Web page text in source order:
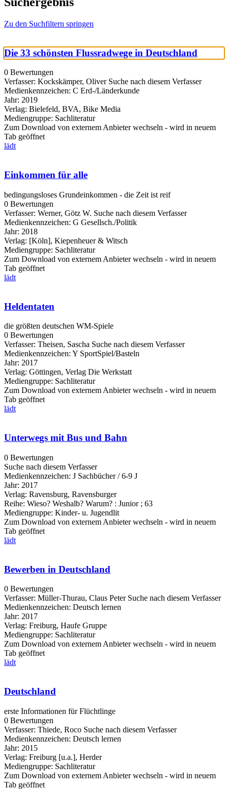
Zu den Suchfiltern springen
Die 33 schönsten Flussradwege in Deutschland
0 Bewertungen
Verfasser: Kockskämper, Oliver Suche nach diesem Verfasser
Medienkennzeichen: C Erd-/Länderkunde
Jahr: 2019
Verlag: Bielefeld, BVA, Bike Media
Mediengruppe: Sachliteratur
Zum Download von externem Anbieter wechseln - wird in neuem
Tab geöffnet
lädt
Einkommen für alle
bedingungsloses Grundeinkommen - die Zeit ist reif
0 Bewertungen
Verfasser: Werner, Götz W. Suche nach diesem Verfasser
Medienkennzeichen: G Gesellsch./Politik
Jahr: 2018
Verlag: [Köln], Kiepenheuer & Witsch
Mediengruppe: Sachliteratur
Zum Download von externem Anbieter wechseln - wird in neuem
Tab geöffnet
lädt
Heldentaten
die größten deutschen WM-Spiele
0 Bewertungen
Verfasser: Theisen, Sascha Suche nach diesem Verfasser
Medienkennzeichen: Y SportSpiel/Basteln
Jahr: 2017
Verlag: Göttingen, Verlag Die Werkstatt
Mediengruppe: Sachliteratur
Zum Download von externem Anbieter wechseln - wird in neuem
Tab geöffnet
lädt
Unterwegs mit Bus und Bahn
0 Bewertungen
Suche nach diesem Verfasser
Medienkennzeichen: J Sachbücher / 6-9 J
Jahr: 2017
Verlag: Ravensburg, Ravensburger
Reihe: Wieso? Weshalb? Warum? : Junior ; 63
Mediengruppe: Kinder- u. Jugendlit
Zum Download von externem Anbieter wechseln - wird in neuem
Tab geöffnet
lädt
Bewerben in Deutschland
0 Bewertungen
Verfasser: Müller-Thurau, Claus Peter Suche nach diesem Verfasser
Medienkennzeichen: Deutsch lernen
Jahr: 2017
Verlag: Freiburg, Haufe Gruppe
Mediengruppe: Sachliteratur
Zum Download von externem Anbieter wechseln - wird in neuem
Tab geöffnet
lädt
Deutschland
erste Informationen für Flüchtlinge
0 Bewertungen
Verfasser: Thiede, Roco Suche nach diesem Verfasser
Medienkennzeichen: Deutsch lernen
Jahr: 2015
Verlag: Freiburg [u.a.], Herder
Mediengruppe: Sachliteratur
Zum Download von externem Anbieter wechseln - wird in neuem
Tab geöffnet